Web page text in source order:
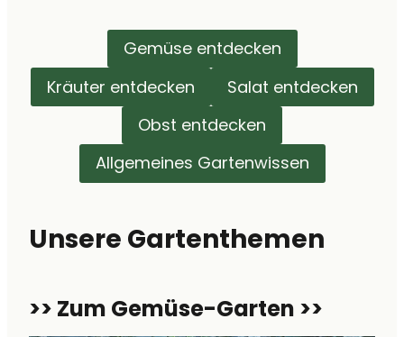
Gemüse entdecken
Kräuter entdecken
Salat entdecken
Obst entdecken
Allgemeines Gartenwissen
Unsere Gartenthemen
>> Zum Gemüse-Garten >>